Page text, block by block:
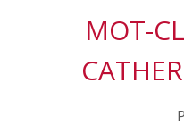
MOT-